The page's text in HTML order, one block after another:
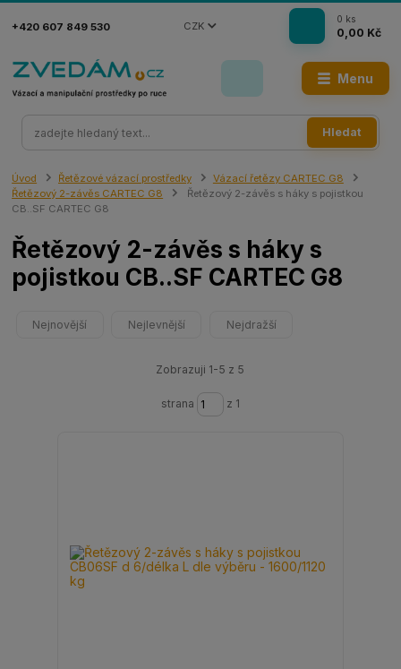
Menu
CZK
Hledat
+420 607 849 530
0 ks
0,00 Kč
Úvod Řetězové vázací prostředky
Vázací řetězy CARTEC G8
Řetězový 2-závěs CARTEC G8
Řetězový 2-závěs s háky s pojistkou
CB..SF CARTEC G8
Řetězový 2-závěs s háky s
pojistkou CB..SF CARTEC G8
Nejnovější Nejlevnější Nejdražší
Zobrazuji 1-5 z 5
strana z 1